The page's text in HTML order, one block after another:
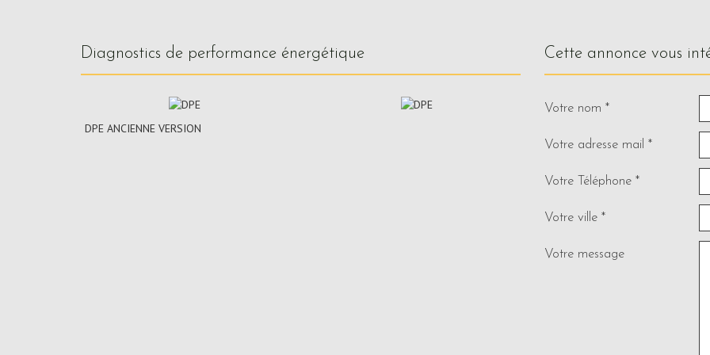
diagnostics de performance énergétique
DPE ANCIENNE VERSION
cette annonce vous
Votre nom *
Votre adresse mail *
Votre Téléphone *
Votre ville *
Votre message